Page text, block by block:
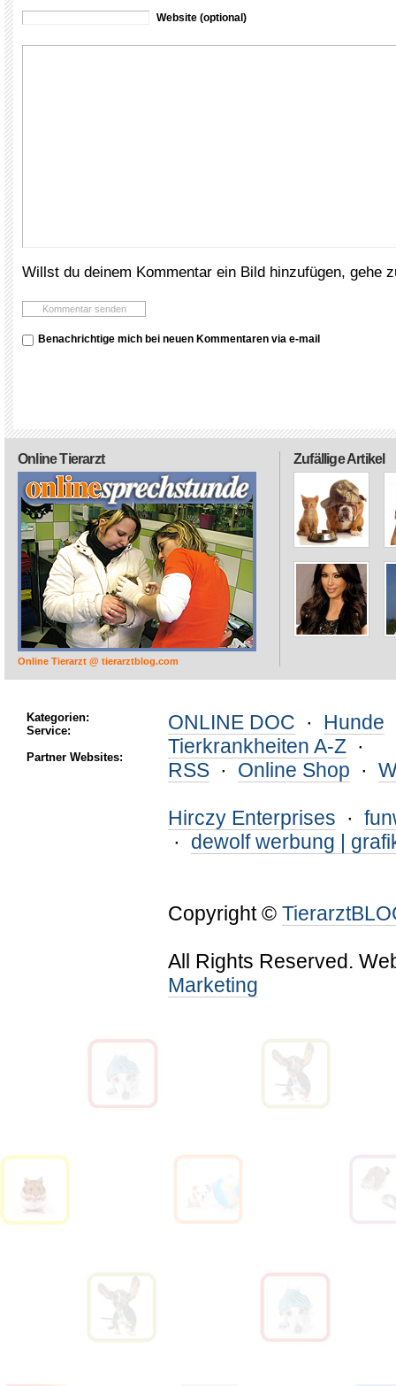
Website (optional)
Willst du deinem Kommentar ein Bild hinzufügen, gehe
Benachrichtige mich bei neuen Kommentaren via e-mail
Zufällige Artikel
Online Tierarzt
Online Tierarzt @ tierarztblog.com
Kategorien:
Service:
Partner Websites:
ONLINE DOC · Hunde
Tierkrankheiten A-Z ·
RSS · Online Shop ·
Hirczy Enterprises ·
· dewolf werbung |
Copyright ©
All Rights Reserved.
Marketing